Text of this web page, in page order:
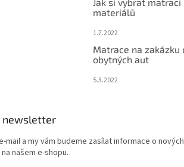
materiálů
1.7.2022
Matrace na zakázku
obytných aut
5.3.2022
newsletter
mail a my vám budeme zasílat informace o nových
našem e-shopu.